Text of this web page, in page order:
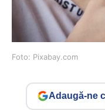
Foto: Pixabay.com
Adaugă-ne